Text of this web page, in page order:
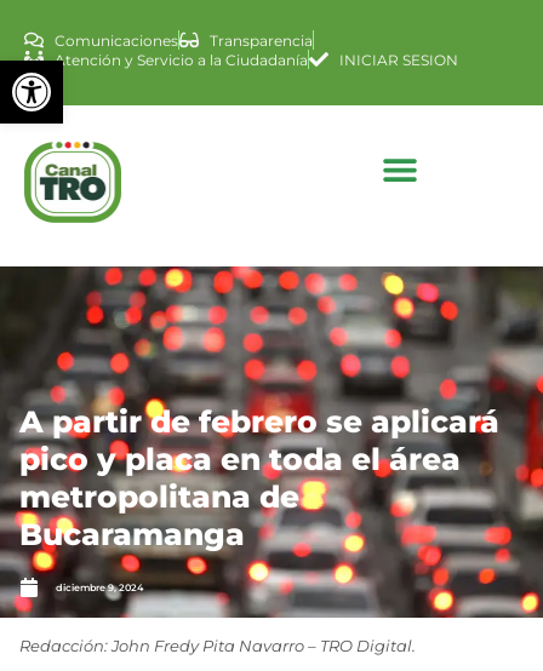
Abrir barra de
Comunicaciones
Transparencia
Atención y Servicio a la Ciudadanía
INICIAR SESION
A partir de febrero se aplicará
pico y placa en toda el área
metropolitana de
Bucaramanga
diciembre 9, 2024
Redacción: John Fredy Pita Navarro – TRO Digital.